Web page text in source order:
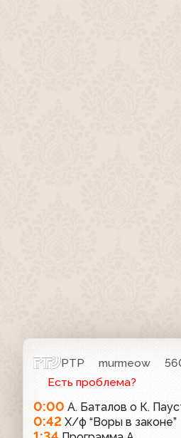
РТР murmeow
Есть проблема?
0:00 А. Баталов о К.
0:42 Х/ф “Воры в законе”